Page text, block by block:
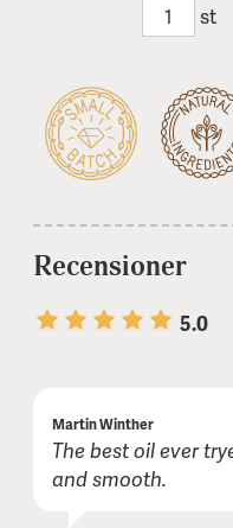
st
Namn eller smeknamn:
Recensioner
5.0
Martin Winther
The best oil ever
and smooth.